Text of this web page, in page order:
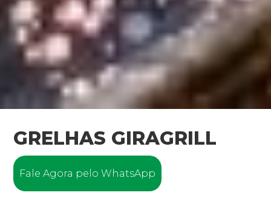
GRELHAS GIRAGRILL
Fale Agora pelo WhatsApp